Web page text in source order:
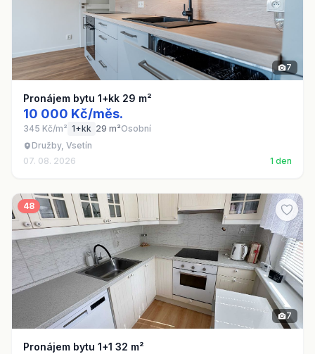
7
Pronájem bytu 1+kk 29 m²
10 000 Kč/měs.
345 Kč/m² 1+kk 29 m²Osobní
Družby, Vsetín
07. 08. 2026
1 den
48
7
Pronájem bytu 1+1 32 m²